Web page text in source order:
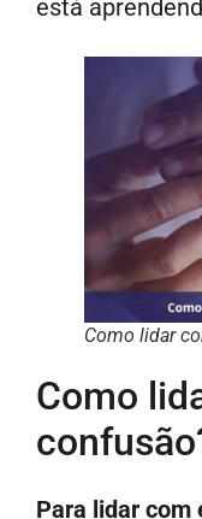
está
Como lidar
Como
Para lidar com